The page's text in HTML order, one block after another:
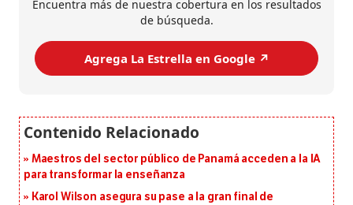
Encuentra más de nuestra cobertura en los resultados
de búsqueda.
Agrega La Estrella en Google ↗️
Maestros del sector público de Panamá acceden a la IA
para transformar la enseñanza
Karol Wilson asegura su pase a la gran final de